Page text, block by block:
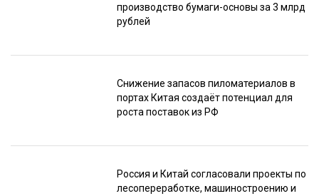
производство бумаги-основы за 3 млрд
рублей
Снижение запасов пиломатериалов в
портах Китая создаёт потенциал для
роста поставок из РФ
Россия и Китай согласовали проекты по
лесопереработке, машиностроению и